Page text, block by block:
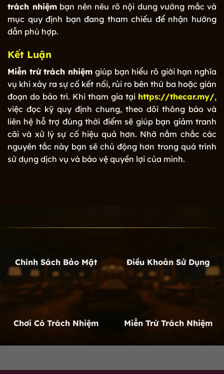
trách nhiệmbạn nên nêu rõ nội dung vướng mắc và
mục quy định bạn đang tham chiếu để nhận hướng
dẫn phù hợp.
Kết Luận
Miễn trừ trách nhiệm giúp bạn hiểu rõ giới hạn nghĩa
vụ khi xảy ra sự cố kết nối, rủi ro bên thứ ba hoặc gián
đoạn do bảo trì. Khi tham gia tại https://thecar.my/,
việc đọc kỹ quy định chung, theo dõi thông báo và
liên hệ hỗ trợ đúng thời điểm sẽ giúp bạn giảm tranh
cãi và xử lý sự cố hiệu quả hơn. Nhờ nắm chắc các
nguyên tắc này bạn sẽ chủ động hơn trong quá trình
sử dụng dịch vụ và bảo vệ quyền lợi của mình.
Chính Sách Bảo Mật Điều Khoản Sử Dụng
Chơi Có Trách Nhiệm Miễn Trừ Trách Nhiệm